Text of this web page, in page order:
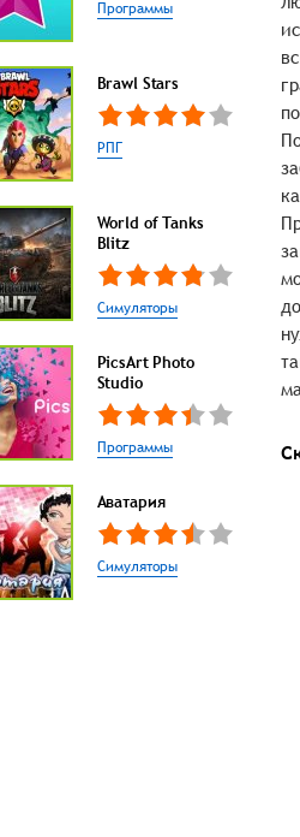
Программы
Brawl Stars
РПГ
World of Tanks
Blitz
Симуляторы
PicsArt Photo
Studio
Программы
Аватария
Симуляторы